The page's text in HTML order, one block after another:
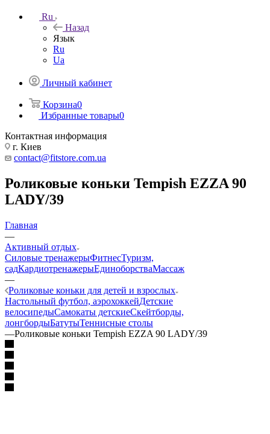
Ru
Назад
Язык
Ru
Ua
Личный кабинет
Корзина0
Избранные товары0
Контактная информация
г. Киев
contact@fitstore.com.ua
Роликовые коньки Tempish EZZA 90
LADY/39
Главная
—
Активный отдых
Силовые тренажерыФитнесТуризм,
садКардиотренажерыЕдиноборстваМассаж
—
Роликовые коньки для детей и взрослых
Настольный футбол, аэрохоккейДетские
велосипедыСамокаты детскиеСкейтборды,
лонгбордыБатутыТеннисные столы
—Роликовые коньки Tempish EZZA 90 LADY/39